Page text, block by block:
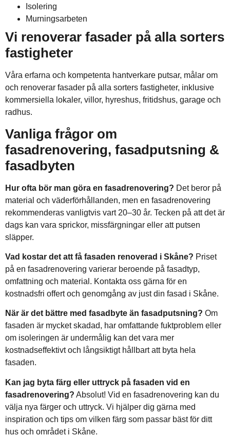
Isolering
Murningsarbeten
Vi renoverar fasader på alla sorters
fastigheter
Våra erfarna och kompetenta hantverkare putsar, målar om
och renoverar fasader på alla sorters fastigheter, inklusive
kommersiella lokaler, villor, hyreshus, fritidshus, garage och
radhus.
Vanliga frågor om
fasadrenovering, fasadputsning &
fasadbyten
Hur ofta bör man göra en fasadrenovering? Det beror på
material och väderförhållanden, men en fasadrenovering
rekommenderas vanligtvis vart 20–30 år. Tecken på att det är
dags kan vara sprickor, missfärgningar eller att putsen
släpper.
Vad kostar det att få fasaden renoverad i Skåne? Priset
på en fasadrenovering varierar beroende på fasadtyp,
omfattning och material. Kontakta oss gärna för en
kostnadsfri offert och genomgång av just din fasad i Skåne.
När är det bättre med fasadbyte än fasadputsning? Om
fasaden är mycket skadad, har omfattande fuktproblem eller
om isoleringen är undermålig kan det vara mer
kostnadseffektivt och långsiktigt hållbart att byta hela
fasaden.
Kan jag byta färg eller uttryck på fasaden vid en
fasadrenovering? Absolut! Vid en fasadrenovering kan du
välja nya färger och uttryck. Vi hjälper dig gärna med
inspiration och tips om vilken färg som passar bäst för ditt
hus och området i Skåne.